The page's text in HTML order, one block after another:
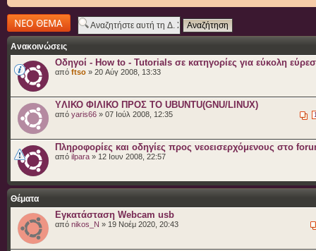
Δημιουργία νέου
θέματος
Ανακοινώσεις
Οδηγοί - How to - Tutorials σε κατηγορίες για εύκολη
από ftso » 20 Αύγ 2008, 13:33
YΛΙΚΟ ΦΙΛΙΚΟ ΠΡΟΣ ΤΟ UBUNTU(GNU/LINUX)
από yaris66 » 07 Ιούλ 2008, 12:35
Πληροφορίες και οδηγίες προς νεοεισερχόμενους στο
από ilpara » 12 Ιουν 2008, 22:57
Θέματα
Εγκατάσταση Webcam usb
από nikos_N » 19 Νοέμ 2020, 20:43